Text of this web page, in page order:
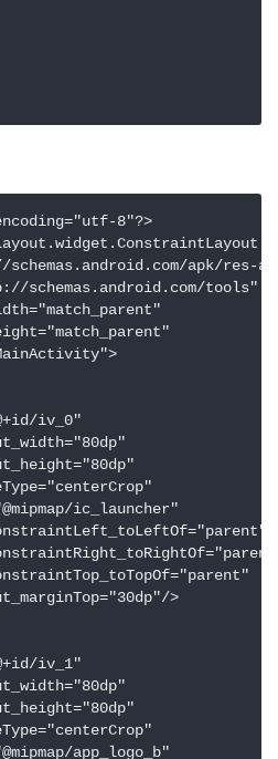
8"?>
schemas.android.com/apk/res-
schemas.android.com/tools"
iv_0"
ic_launcher"
>
iv_1"
app_logo_b"